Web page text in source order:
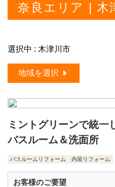
奈良エリア | 木
選択中 : 木津川市
地域を選択
ミントグリーンで統一
バスルーム＆洗面所
バスルームリフォーム 内装リフォーム
お客様のご要望